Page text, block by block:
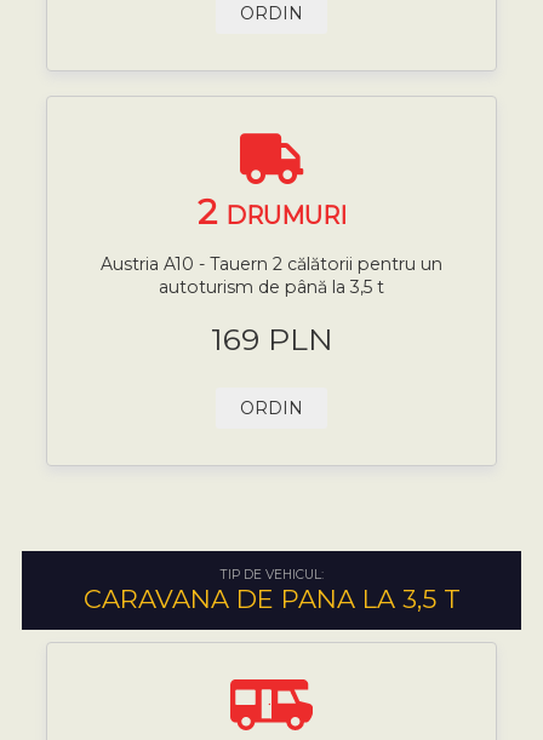
ORDIN
2 DRUMURI
Austria A10 - Tauern 2 călătorii pentru un
autoturism de până la 3,5 t
169 PLN
ORDIN
TIP DE VEHICUL:
CARAVANA DE PANA LA 3,5 T